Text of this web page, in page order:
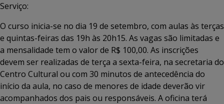
Serviço:
O curso inicia-se no dia 19 de setembro, com aulas às terças
e quintas-feiras das 19h às 20h15. As vagas são limitadas e
a mensalidade tem o valor de R$ 100,00. As inscrições
devem ser realizadas de terça a sexta-feira, na secretaria do
Centro Cultural ou com 30 minutos de antecedência do
início da aula, no caso de menores de idade deverão vir
acompanhados dos pais ou responsáveis. A oficina terá